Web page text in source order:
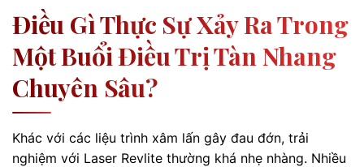
Điều Gì Thực Sự Xảy Ra Trong
Một Buổi Điều Trị Tàn Nhang
Chuyên Sâu?
Khác với các liệu trình xâm lấn gây đau đớn, trải
nghiệm với Laser Revlite thường khá nhẹ nhàng. Nhiều